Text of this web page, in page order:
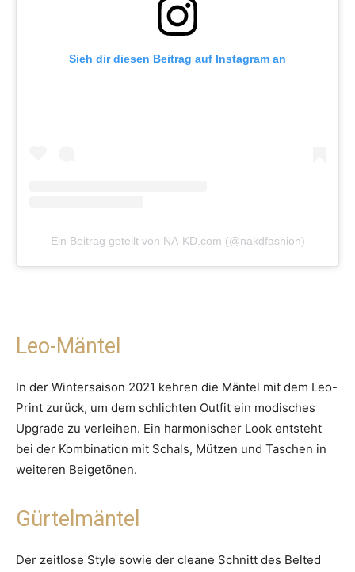
Sieh dir diesen Beitrag auf Instagram an
Ein Beitrag geteilt von NA-KD.com (@nakdfashion)
Leo-Mäntel
In der Wintersaison 2021 kehren die Mäntel mit dem Leo-
Print zurück, um dem schlichten Outfit ein modisches
Upgrade zu verleihen. Ein harmonischer Look entsteht
bei der Kombination mit Schals, Mützen und Taschen in
weiteren Beigetönen.
Gürtelmäntel
Der zeitlose Style sowie der cleane Schnitt des Belted